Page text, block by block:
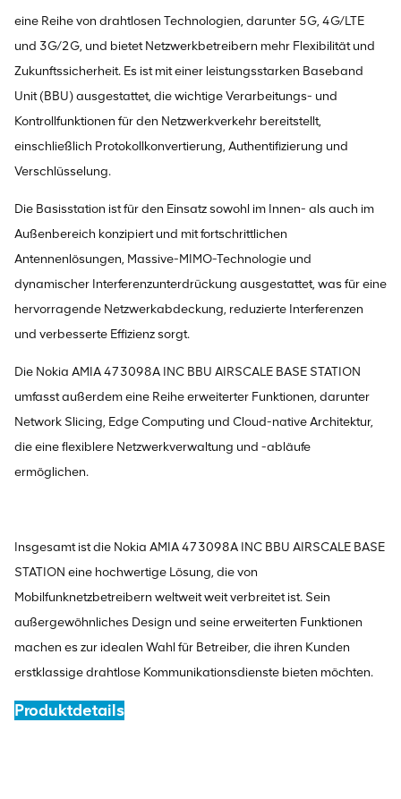
eine Reihe von drahtlosen Technologien, darunter 5G, 4G/LTE
und 3G/2G, und bietet Netzwerkbetreibern mehr Flexibilität und
Zukunftssicherheit. Es ist mit einer leistungsstarken Baseband
Unit (BBU) ausgestattet, die wichtige Verarbeitungs- und
Kontrollfunktionen für den Netzwerkverkehr bereitstellt,
einschließlich Protokollkonvertierung, Authentifizierung und
Verschlüsselung.
Die Basisstation ist für den Einsatz sowohl im Innen- als auch im
Außenbereich konzipiert und mit fortschrittlichen
Antennenlösungen, Massive-MIMO-Technologie und
dynamischer Interferenzunterdrückung ausgestattet, was für eine
hervorragende Netzwerkabdeckung, reduzierte Interferenzen
und verbesserte Effizienz sorgt.
Die Nokia AMIA 473098A INC BBU AIRSCALE BASE STATION
umfasst außerdem eine Reihe erweiterter Funktionen, darunter
Network Slicing, Edge Computing und Cloud-native Architektur,
die eine flexiblere Netzwerkverwaltung und -abläufe
ermöglichen.
Insgesamt ist die Nokia AMIA 473098A INC BBU AIRSCALE BASE
STATION eine hochwertige Lösung, die von
Mobilfunknetzbetreibern weltweit weit verbreitet ist. Sein
außergewöhnliches Design und seine erweiterten Funktionen
machen es zur idealen Wahl für Betreiber, die ihren Kunden
erstklassige drahtlose Kommunikationsdienste bieten möchten.
Produktdetails